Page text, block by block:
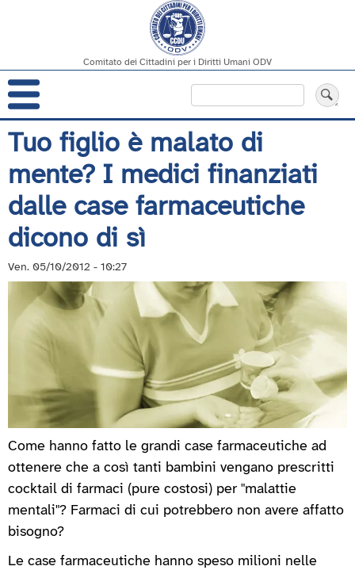
Salta
contenuto
principale
Comitato dei Cittadini per i Diritti Umani ODV
Navigazione
principale
Tuo figlio è malato di
mente? I medici finanziati
dalle case farmaceutiche
dicono di sì
Ven. 05/10/2012 - 10:27
Come hanno fatto le grandi case farmaceutiche ad
ottenere che a così tanti bambini vengano prescritti
cocktail di farmaci (pure costosi) per "malattie
mentali"? Farmaci di cui potrebbero non avere affatto
bisogno?
Le case farmaceutiche hanno speso milioni nelle